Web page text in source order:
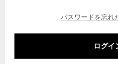
パスワードを忘れ
ログイ